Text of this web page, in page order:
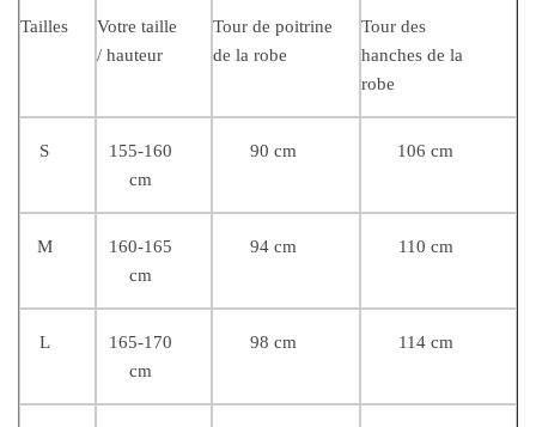
Tailles
Votre taille
/ hauteur
Tour de poitrine
de la robe
Tour des
hanches de la
robe
S
155-160
cm
90 cm 106 cm
M
160-165
cm
94 cm 110 cm
L
165-170
cm
98 cm 114 cm